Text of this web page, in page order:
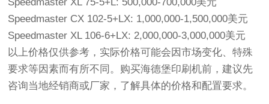
Speedmaster CX 102-5+LX: 1,000,000-1,500,000美元
Speedmaster XL 106-6+LX: 2,000,000-3,000,000美元
以上价格仅供参考，实际价格可能会因市场变化、特殊
要求等因素而有所不同。购买海德堡印刷机前，建议先
咨询当地经销商或厂家，了解具体的价格和配置要求。